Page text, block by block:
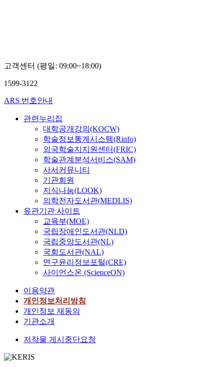
고객센터 (평일: 09:00~18:00)
1599-3122
ARS 번호안내
관련누리집
대학공개강의(KOCW)
학술정보통계시스템(Rinfo)
외국학술지지원센터(FRIC)
학술관계분석서비스(SAM)
사서커뮤니티
기관회원
지식나눔(LOOK)
의학전자도서관(MEDLIS)
유관기관 사이트
교육부(MOE)
국립장애인도서관(NLD)
국립중앙도서관(NL)
국회도서관(NAL)
연구윤리정보포털(CRE)
사이언스온 (ScienceON)
이용약관
개인정보처리방침
개인정보 재동의
기관소개
저작물 게시중단요청